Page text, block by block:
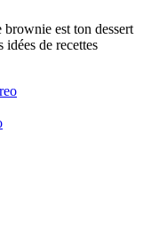
brownie est ton dessert
idées de recettes